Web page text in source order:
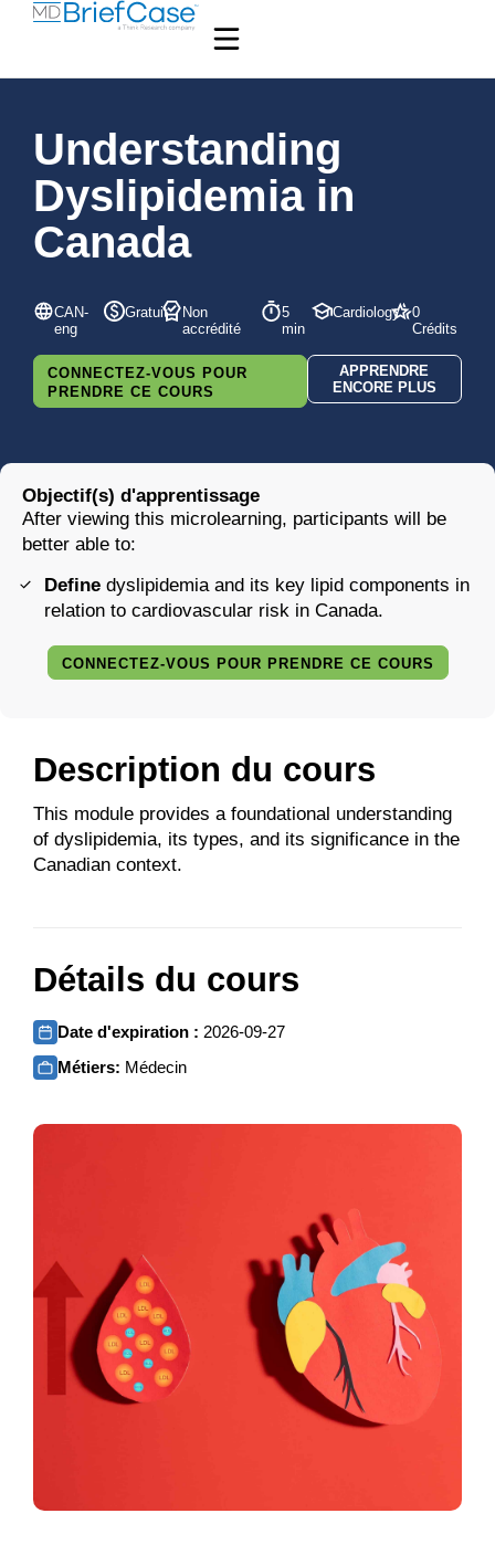
Understanding
Dyslipidemia in
Canada
CAN-
eng
Gratuit
Non
accrédité
5
min
Cardiology
0
Crédits
CONNECTEZ-VOUS POUR
PRENDRE CE COURS
APPRENDRE
ENCORE PLUS
Description du cours
This module provides a foundational understanding
of dyslipidemia, its types, and its significance in the
Canadian context.
Détails du cours
Date d'expiration : 2026-09-27
Métiers: Médecin
Objectif(s) d'apprentissage
After viewing this microlearning, participants will be
better able to:
Define dyslipidemia and its key lipid components in
relation to cardiovascular risk in Canada.
CONNECTEZ-VOUS POUR PRENDRE CE COURS